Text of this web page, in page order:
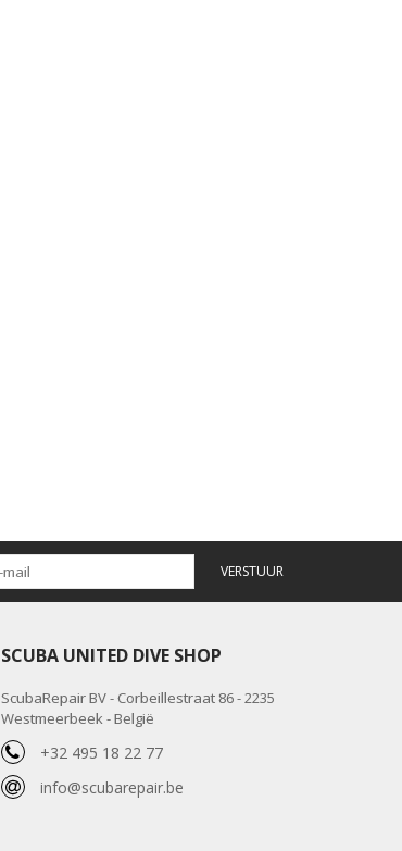
VERSTUUR
SCUBA UNITED DIVE SHOP
ScubaRepair BV - Corbeillestraat 86 - 2235
Westmeerbeek - België
+32 495 18 22 77
info@scubarepair.be